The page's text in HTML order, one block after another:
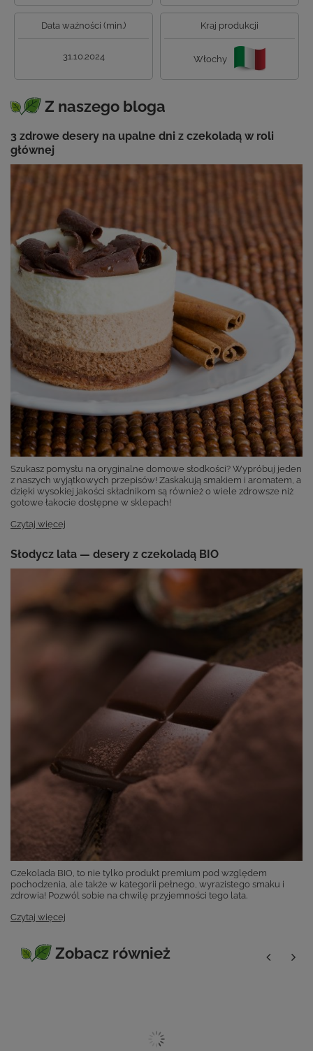
Data ważności (min.)
31.10.2024
Kraj produkcji
Włochy
Z naszego bloga
3 zdrowe desery na upalne dni z czekoladą w roli
głównej
Szukasz pomysłu na oryginalne domowe słodkości? Wypróbuj jeden
z naszych wyjątkowych przepisów! Zaskakują smakiem i aromatem, a
dzięki wysokiej jakości składnikom są również o wiele zdrowsze niż
gotowe łakocie dostępne w sklepach!
Czytaj więcej
Słodycz lata — desery z czekoladą BIO
Czekolada BIO, to nie tylko produkt premium pod względem
pochodzenia, ale także w kategorii pełnego, wyrazistego smaku i
zdrowia! Pozwól sobie na chwilę przyjemności tego lata.
Czytaj więcej
Zobacz również